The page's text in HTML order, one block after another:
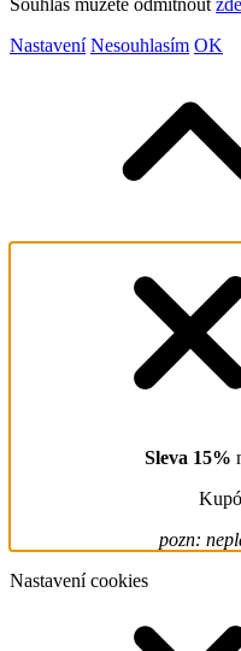
Nastavení Nesouhlasím OK
Sleva 15%
pozn:
Nastavení cookies